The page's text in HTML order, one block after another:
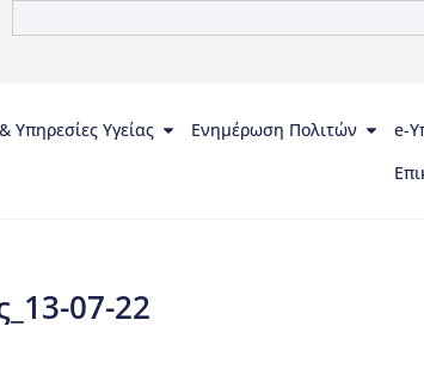
Υπηρεσίες Υγείας Ενημέρωση Πολιτών
e-
07-22